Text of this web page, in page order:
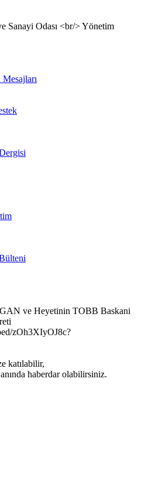
Mesajları
ve Heyetinin TOBB Baskani
zOh3XIyOJ8c?
katılabilir,
haberdar olabilirsiniz.